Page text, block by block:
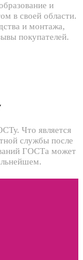
и
в своей области.
и монтажа,
покупателей.
Что является
службы после
ГОСТа может